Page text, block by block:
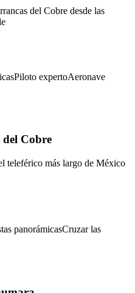
del Cobre desde las
Piloto expertoAeronave
del Cobre
teleférico más largo de México
panorámicasCruzar las